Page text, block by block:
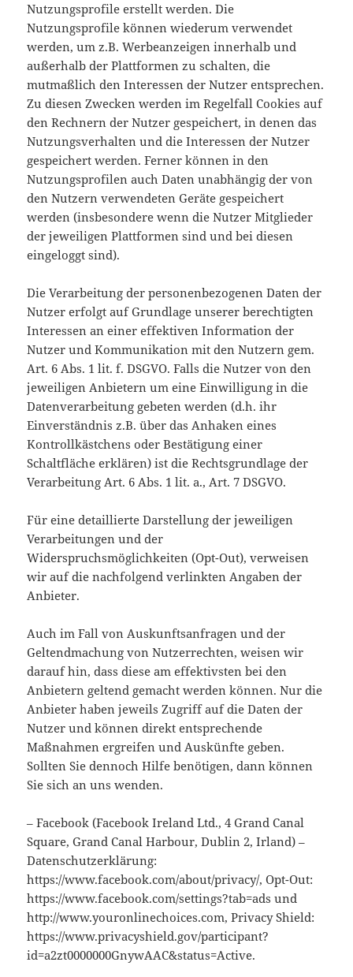
Nutzungsprofile erstellt werden. Die
Nutzungsprofile können wiederum verwendet
werden, um z.B. Werbeanzeigen innerhalb und
außerhalb der Plattformen zu schalten, die
mutmaßlich den Interessen der Nutzer entsprechen.
Zu diesen Zwecken werden im Regelfall Cookies auf
den Rechnern der Nutzer gespeichert, in denen das
Nutzungsverhalten und die Interessen der Nutzer
gespeichert werden. Ferner können in den
Nutzungsprofilen auch Daten unabhängig der von
den Nutzern verwendeten Geräte gespeichert
werden (insbesondere wenn die Nutzer Mitglieder
der jeweiligen Plattformen sind und bei diesen
eingeloggt sind).
Die Verarbeitung der personenbezogenen Daten der
Nutzer erfolgt auf Grundlage unserer berechtigten
Interessen an einer effektiven Information der
Nutzer und Kommunikation mit den Nutzern gem.
Art. 6 Abs. 1 lit. f. DSGVO. Falls die Nutzer von den
jeweiligen Anbietern um eine Einwilligung in die
Datenverarbeitung gebeten werden (d.h. ihr
Einverständnis z.B. über das Anhaken eines
Kontrollkästchens oder Bestätigung einer
Schaltfläche erklären) ist die Rechtsgrundlage der
Verarbeitung Art. 6 Abs. 1 lit. a., Art. 7 DSGVO.
Für eine detaillierte Darstellung der jeweiligen
Verarbeitungen und der
Widerspruchsmöglichkeiten (Opt-Out), verweisen
wir auf die nachfolgend verlinkten Angaben der
Anbieter.
Auch im Fall von Auskunftsanfragen und der
Geltendmachung von Nutzerrechten, weisen wir
darauf hin, dass diese am effektivsten bei den
Anbietern geltend gemacht werden können. Nur die
Anbieter haben jeweils Zugriff auf die Daten der
Nutzer und können direkt entsprechende
Maßnahmen ergreifen und Auskünfte geben.
Sollten Sie dennoch Hilfe benötigen, dann können
Sie sich an uns wenden.
– Facebook (Facebook Ireland Ltd., 4 Grand Canal
Square, Grand Canal Harbour, Dublin 2, Irland) –
Datenschutzerklärung:
https://www.facebook.com/about/privacy/, Opt-Out:
https://www.facebook.com/settings?tab=ads und
http://www.youronlinechoices.com, Privacy Shield:
https://www.privacyshield.gov/participant?
id=a2zt0000000GnywAAC&status=Active.